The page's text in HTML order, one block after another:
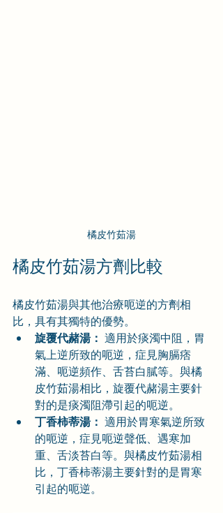
橘皮竹茹湯
橘皮竹茹湯方劑比較
橘皮竹茹湯與其他治療呃逆的方劑相
比，具有其獨特的優勢。
旋覆代赭湯： 適用於痰濁中阻，胃
氣上逆所致的呃逆，症見胸膈痞
滿、呃逆頻作、舌苔白膩等。與橘
皮竹茹湯相比，旋覆代赭湯主要針
對的是痰濁阻滯引起的呃逆。
丁香柿蒂湯： 適用於胃寒氣逆所致
的呃逆，症見呃逆聲低、遇寒加
重、舌淡苔白等。與橘皮竹茹湯相
比，丁香柿蒂湯主要針對的是胃寒
引起的呃逆。